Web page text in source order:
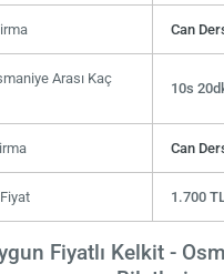
Can
Arası Kaç
10s
Can
1.700
Fiyatlı Kelkit -